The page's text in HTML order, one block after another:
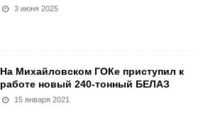
3 июня 2025
На Михайловском ГОКе приступил к
работе новый 240-тонный БЕЛАЗ
15 января 2021